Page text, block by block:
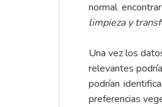
normal
limpieza y
Una vez los
relevantes
podrían
preferencias